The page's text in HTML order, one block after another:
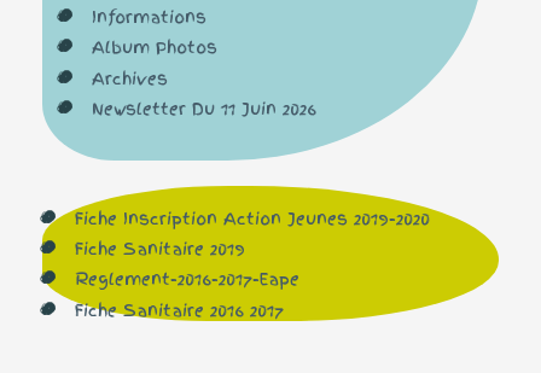
Informations
Album Photos
Archives
Newsletter Du 11 Juin 2026
Fiche Inscription Action Jeunes 2019-2020
Fiche Sanitaire 2019
Reglement-2016-2017-Eape
Fiche Sanitaire 2016 2017